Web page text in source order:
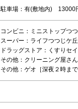
駐車場：有(敷地内)
コンビニ：ミニストップつ
スーパー：ライフつつじケ
ドラッグストア：くすりセ
その他：クリーニング屋さ
その他：ゲオ［深夜２時ま